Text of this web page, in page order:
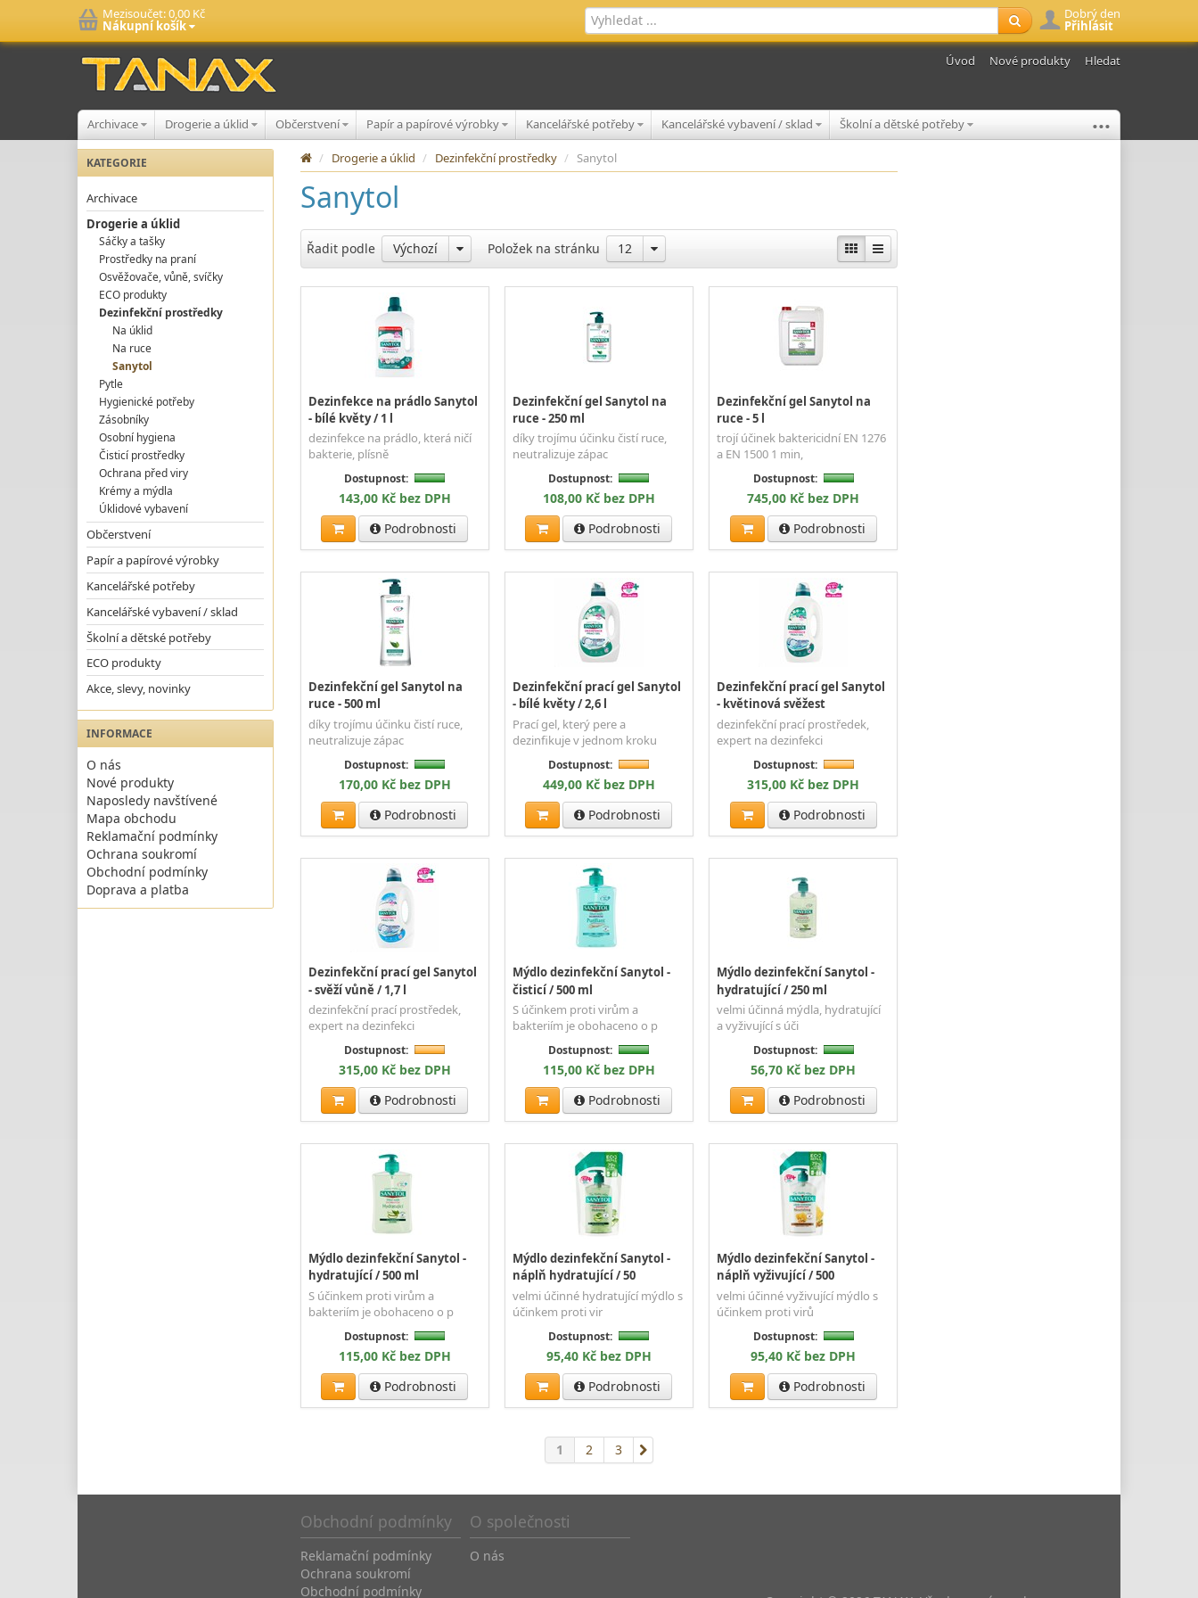
Mezisoučet:0,00 Kč
Nákupní košík
Dobrý den
Přihlásit
Úvod Nové produkty Hledat
Archivace Drogerie a úklid Občerstvení Papír a papírové výrobky Kancelářské potřeby Kancelářské vybavení / sklad Školní a dětské potřeby ...
KATEGORIE
Archivace
Drogerie a úklid
Sáčky a tašky
Prostředky na praní
Osvěžovače, vůně, svíčky
ECO produkty
Dezinfekční prostředky
Na úklid
Na ruce
Sanytol
Pytle
Hygienické potřeby
Zásobníky
Osobní hygiena
Čisticí prostředky
Ochrana před viry
Krémy a mýdla
Úklidové vybavení
Občerstvení
Papír a papírové výrobky
Kancelářské potřeby
Kancelářské vybavení / sklad
Školní a dětské potřeby
ECO produkty
Akce, slevy, novinky
INFORMACE
O nás
Nové produkty
Naposledy navštívené
Mapa obchodu
Reklamační podmínky
Ochrana soukromí
Obchodní podmínky
Doprava a platba
/ Drogerie a úklid / Dezinfekční prostředky / Sanytol
Sanytol
Řadit podle Výchozí Položek na stránku 12
Dezinfekce na prádlo Sanytol
- bílé květy / 1 l
dezinfekce na prádlo, která ničí
bakterie, plísně
Dostupnost:
143,00 Kč bez DPH
Podrobnosti
Dezinfekční gel Sanytol na
ruce - 250 ml
díky trojímu účinku čistí ruce,
neutralizuje zápac
Dostupnost:
108,00 Kč bez DPH
Podrobnosti
Dezinfekční gel Sanytol na
ruce - 5 l
trojí účinek baktericidní EN 1276
a EN 1500 1 min,
Dostupnost:
745,00 Kč bez DPH
Podrobnosti
Dezinfekční gel Sanytol na
ruce - 500 ml
díky trojímu účinku čistí ruce,
neutralizuje zápac
Dostupnost:
170,00 Kč bez DPH
Podrobnosti
Dezinfekční prací gel Sanytol
- bílé květy / 2,6 l
Prací gel, který pere a
dezinfikuje v jednom kroku
Dostupnost:
449,00 Kč bez DPH
Podrobnosti
Dezinfekční prací gel Sanytol
- květinová svěžest
dezinfekční prací prostředek,
expert na dezinfekci
Dostupnost:
315,00 Kč bez DPH
Podrobnosti
Dezinfekční prací gel Sanytol
- svěží vůně / 1,7 l
dezinfekční prací prostředek,
expert na dezinfekci
Dostupnost:
315,00 Kč bez DPH
Podrobnosti
Mýdlo dezinfekční Sanytol -
čisticí / 500 ml
S účinkem proti virům a
bakteriím je obohaceno o p
Dostupnost:
115,00 Kč bez DPH
Podrobnosti
Mýdlo dezinfekční Sanytol -
hydratující / 250 ml
velmi účinná mýdla, hydratující
a vyživující s úči
Dostupnost:
56,70 Kč bez DPH
Podrobnosti
Mýdlo dezinfekční Sanytol -
hydratující / 500 ml
S účinkem proti virům a
bakteriím je obohaceno o p
Dostupnost:
115,00 Kč bez DPH
Podrobnosti
Mýdlo dezinfekční Sanytol -
náplň hydratující / 50
velmi účinné hydratující mýdlo s
účinkem proti vir
Dostupnost:
95,40 Kč bez DPH
Podrobnosti
Mýdlo dezinfekční Sanytol -
náplň vyživující / 500
velmi účinné vyživující mýdlo s
účinkem proti virů
Dostupnost:
95,40 Kč bez DPH
Podrobnosti
1 2 3
Obchodní podmínky
Reklamační podmínky
Ochrana soukromí
Obchodní podmínky
O společnosti
O nás